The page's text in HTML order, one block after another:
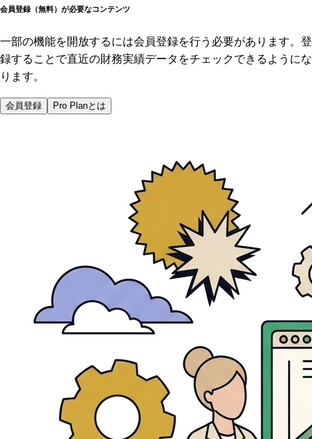
会員登録（無料）が必要なコンテンツ
一部の機能を開放するには会員登録を行う必要があります。登
録することで直近の財務実績データをチェックできるようにな
ります。
会員登録 Pro Planとは